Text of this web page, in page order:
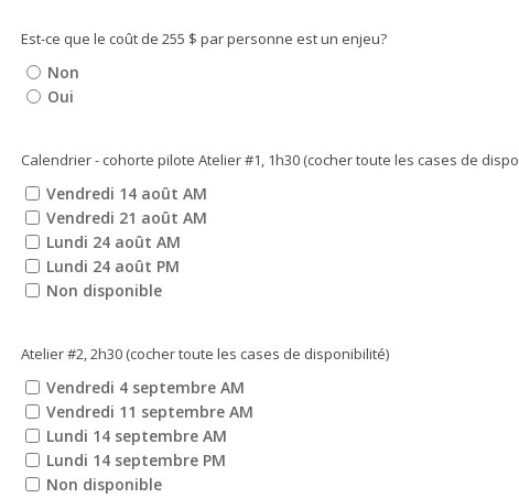
Est-ce que le coût de 255 $ par personne est un enjeu?
Non
Oui
Calendrier - cohorte pilote Atelier #1, 1h30 (cocher toute les cases de
Vendredi 14 août AM
Vendredi 21 août AM
Lundi 24 août AM
Lundi 24 août PM
Non disponible
Atelier #2, 2h30 (cocher toute les cases de disponibilité)
Vendredi 4 septembre AM
Vendredi 11 septembre AM
Lundi 14 septembre AM
Lundi 14 septembre PM
Non disponible